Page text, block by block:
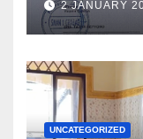
2025
2 JANUARY
UNCATEGORIZED